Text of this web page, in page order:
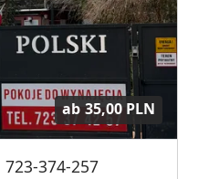
ab 35,00 PLN
374-257